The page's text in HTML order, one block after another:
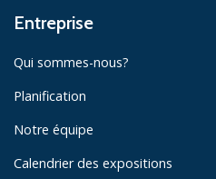
Entreprise
Qui sommes-nous?
Planification
Notre équipe
Calendrier des expositions